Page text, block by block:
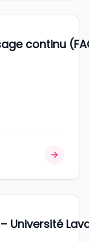
continu
Université